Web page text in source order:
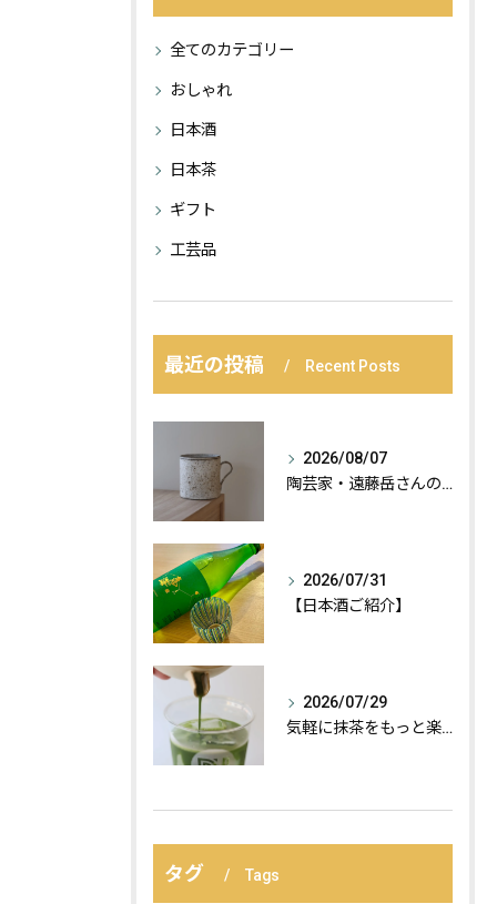
全てのカテゴリー
おしゃれ
日本酒
日本茶
ギフト
工芸品
最近の投稿 Recent Posts
2026/08/07
陶芸家・遠藤岳さんの作品が届きました。
2026/07/31
【日本酒ご紹介】
2026/07/29
気軽に抹茶をもっと楽しむ、おすすめの飲み方の紹介:
タグ Tags